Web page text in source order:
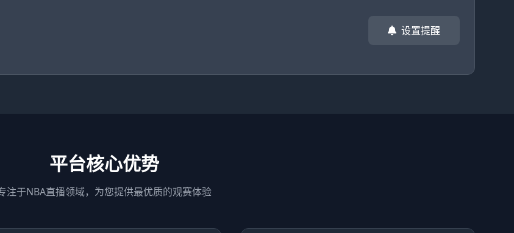
设置提醒
平台核心优势
注于NBA直播领域，为您提供最优质的观赛体验